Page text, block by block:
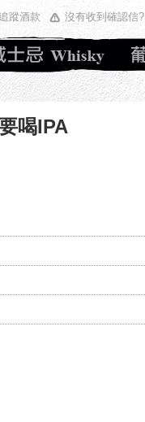
沒有收到確認信?
蹤酒款
喝IPA